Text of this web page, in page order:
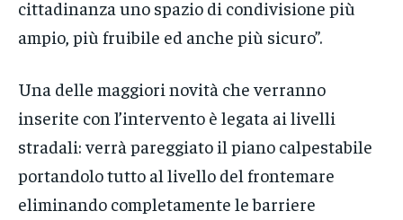
cittadinanza uno spazio di condivisione più
ampio, più fruibile ed anche più sicuro”.
Una delle maggiori novità che verranno
inserite con l’intervento è legata ai livelli
stradali: verrà pareggiato il piano calpestabile
portandolo tutto al livello del frontemare
eliminando completamente le barriere